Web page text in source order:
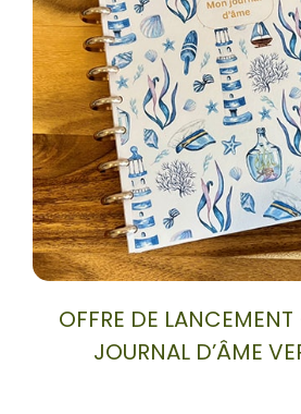
OFFRE DE
JOURNAL D’ÂME